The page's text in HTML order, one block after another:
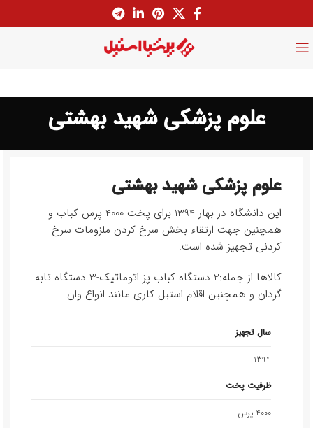
علوم پزشکی شهید بهشتی
علوم پزشکی شهید بهشتی
این دانشگاه در بهار 1394 برای پخت 4000 پرس کباب و
همچنین جهت ارتقاء بخش سرخ کردن ملزومات سرخ
کردنی تجهیز شده است.
کالاها از جمله:2 دستگاه کباب پز اتوماتیک-3 دستگاه تابه
گردان و همچنین اقلام استیل کاری مانند انواع وان
سال تجهیز
1394
ظرفیت پخت
4000 پرس